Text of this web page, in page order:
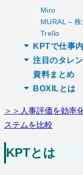
Miro
MURAL –
Trello
KPTで仕事
注目のタレ
資料まとめ
BOXILとは
＞＞人事評価を効率
ステムを比較
KPTとは